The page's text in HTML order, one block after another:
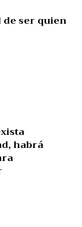
ser quien
habrá